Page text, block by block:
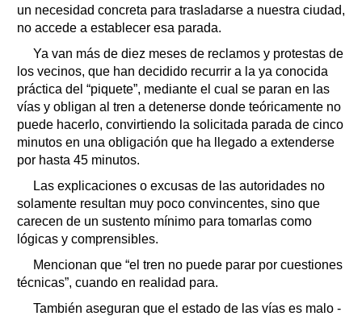
un necesidad concreta para trasladarse a nuestra ciudad,
no accede a establecer esa parada.
Ya van más de diez meses de reclamos y protestas de
los vecinos, que han decidido recurrir a la ya conocida
práctica del “piquete”, mediante el cual se paran en las
vías y obligan al tren a detenerse donde teóricamente no
puede hacerlo, convirtiendo la solicitada parada de cinco
minutos en una obligación que ha llegado a extenderse
por hasta 45 minutos.
Las explicaciones o excusas de las autoridades no
solamente resultan muy poco convincentes, sino que
carecen de un sustento mínimo para tomarlas como
lógicas y comprensibles.
Mencionan que “el tren no puede parar por cuestiones
técnicas”, cuando en realidad para.
También aseguran que el estado de las vías es malo -